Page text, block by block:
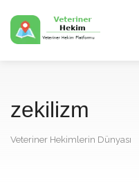
zekilizm
Veteriner Hekimlerin Dünyası